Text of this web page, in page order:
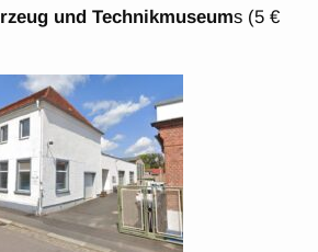
und Technikmuseums (5 €